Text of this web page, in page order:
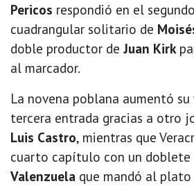
Pericos respondió en el
cuadrangular solitario de
doble productor de Juan Kirk
al marcador.
La novena poblana aumentó
tercera entrada gracias a otro
Luis Castro, mientras que
cuarto capítulo con un doblete
Valenzuela que mandó al plato